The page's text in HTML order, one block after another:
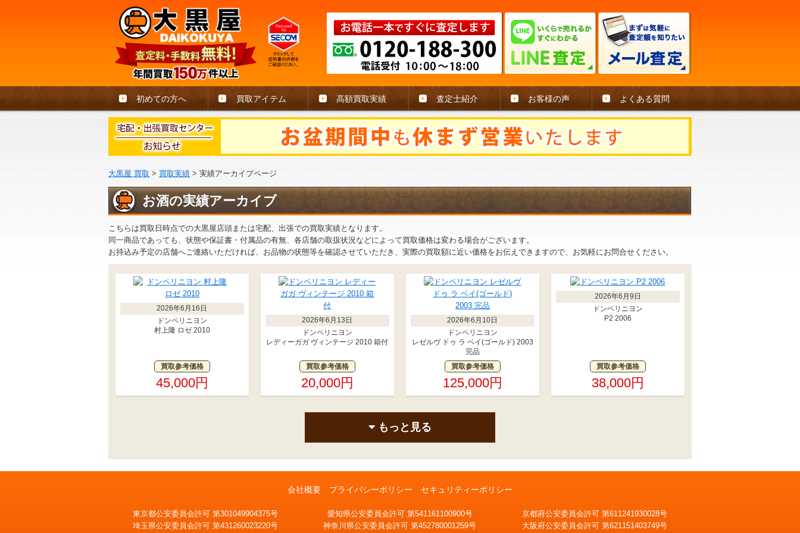
初めての方へ 買取アイテム 高額買取実績 査定士紹介 お客様の声 よくある質問
大黒屋 買取 > 買取実績 > 実績アーカイブページ
お酒の実績アーカイブ
こちらは買取日時点での大黒屋店頭または宅配、出張での買取実績となります。
同一商品であっても、状態や保証書・付属品の有無、各店舗の取扱状況などによって買取価格は変わる場合がございます。
お持込み予定の店舗へご連絡いただければ、お品物の状態等を確認させていただき、実際の買取額に近い価格をお伝えできますので、お気軽にお問合せください。
2026年6月16日
ドンペリニヨン
村上隆 ロゼ 2010
買取参考価格
45,000円
2026年6月13日
ドンペリニヨン
レディーガガ ヴィンテージ 2010 箱付
買取参考価格
20,000円
2026年6月10日
ドンペリニヨン
レゼルヴ ドゥ ラ ベイ(ゴールド) 2003
完品
買取参考価格
125,000円
2026年6月9日
ドンペリニヨン
P2 2006
買取参考価格
38,000円
もっと見る
会社概要 プライバシーポリシー セキュリティーポリシー
東京都公安委員会許可 第301049904375号
埼玉県公安委員会許可 第431260023220号
愛知県公安委員会許可 第541161100900号
神奈川県公安委員会許可 第452780001259号
京都府公安委員会許可 第611241930028号
大阪府公安委員会許可 第621151403749号